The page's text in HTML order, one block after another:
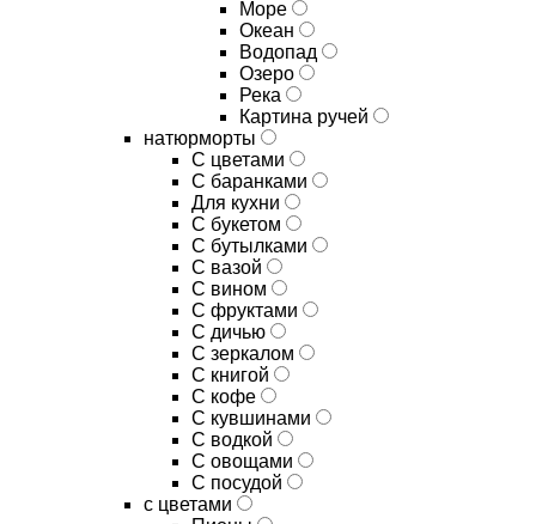
Море
Океан
Водопад
Озеро
Река
Картина ручей
натюрморты
С цветами
С баранками
Для кухни
C букетом
C бутылками
C вазой
C вином
C фруктами
C дичью
C зеркалом
C книгой
C кофе
C кувшинами
C водкой
C овощами
C посудой
с цветами